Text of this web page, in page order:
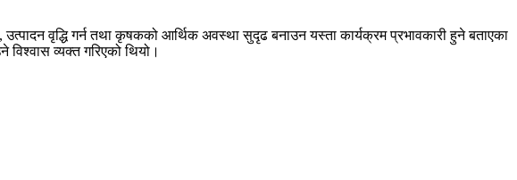
वृद्धि गर्न तथा कृषकको आर्थिक अवस्था सुदृढ बनाउन यस्ता कार्यक्रम प्रभावकारी हुने बताएका
व्यक्त गरिएको थियो।